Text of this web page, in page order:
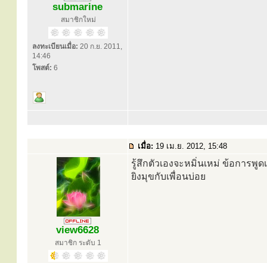
submarine
สมาชิกใหม่
ลงทะเบียนเมื่อ: 20 ก.ย. 2011,
14:46
โพสต์: 6
เมื่อ: 19 เม.ย. 2012, 15:48
view6628
สมาชิก ระดับ 1
รู้สึกตัวเองจะหมิ่นเหม่ ข้อการพูด
ยิงมุขกับเพื่อนบ่อย